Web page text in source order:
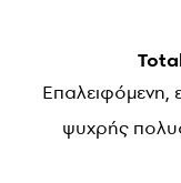
Επαλειφόμενη,
ψυχρής